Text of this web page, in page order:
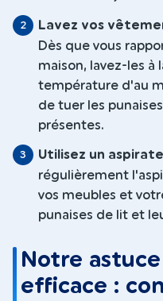
Lavez vos
Dès que vous
maison, lavez-les à
température d'au
de tuer les
présentes.
Utilisez un
régulièrement
vos meubles et
punaises de lit et
Notre
efficace :